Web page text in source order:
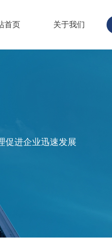
首页 关于我们
促进企业迅速发展